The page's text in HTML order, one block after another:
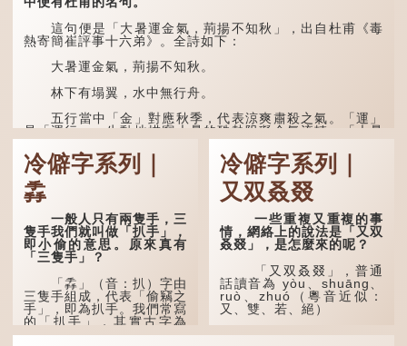
這句便是「大暑運金氣，荊揚不知秋」，出自杜甫《毒
熱寄簡崔評事十六弟》。全詩如下：
大暑運金氣，荊揚不知秋。
林下有塌翼，水中無行舟。
五行當中「金」對應秋季，代表涼爽肅殺之氣。「運」
是「運行」，生動地描寫大暑的酷熱阻礙金氣流轉。「大暑
運金氣」以誇張手法描寫炎熱阻滯了季節更替。
「荊揚」指...
冷僻字系列｜
掱
一般人只有兩隻手，三
隻手我們就叫做「扒手」，
即小偷的意思。原來真有
「三隻手」？
「掱」（音：扒）字由
三隻手組成，代表「偷竊之
手」，即為扒手。我們常寫
的「扒手」，其實古字為
「掱手」。
冷僻字系列｜
又双叒叕
一些重複又重複的事
情，網絡上的說法是「又双
叒叕」，是怎麼來的呢？
「又双叒叕」，普通
話讀音為 yòu、shuāng、
ruò、zhuó（粵音近似：
又、雙、若、絕）
「又」和「双」比較